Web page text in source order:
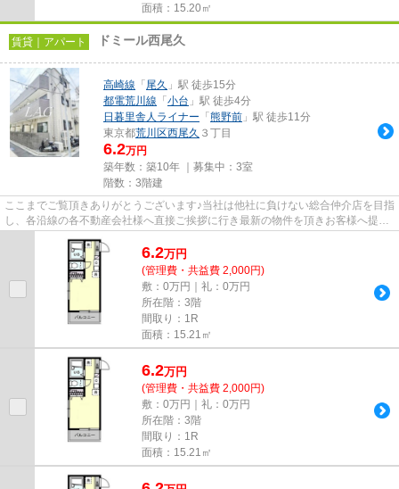
面積：15.20㎡
賃貸｜アパート ドミール西尾久
高崎線 「 尾久 」駅 徒歩15分
都電荒川線 「 小台 」駅 徒歩4分
日暮里舎人ライナー 「 熊野前 」駅 徒歩11分
東京都荒川区西尾久 ３丁目
6.2万円
築年数：築10年 ｜募集中： 3室
階数：3階建
ここまでご覧頂きありがとうございます♪当社は他社に負けない総合仲介店を目指
し、各沿線の各不動産会社様へ直接ご挨拶に行き最新の物件を頂きお客様へ提供
しております！最新の情報は...
6.2万円
(管理費・共益費 2,000円)
敷：0万円｜礼：0万円
所在階：3階
間取り：1R
面積：15.21㎡
6.2万円
(管理費・共益費 2,000円)
敷：0万円｜礼：0万円
所在階：3階
間取り：1R
面積：15.21㎡